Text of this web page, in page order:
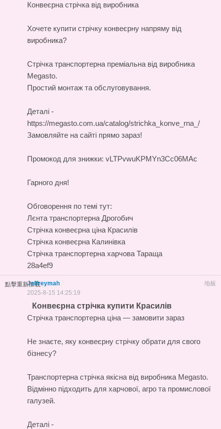
Конвеєрна стрічка від виробника
Хочете купити стрічку конвеєрну напряму від
виробника?
Стрічка транспортерна преміальна від виробника
Megasto.
Простий монтаж та обслуговування.
Деталі -
https://megasto.com.ua/catalog/strichka_konve_rna_/
Замовляйте на сайті прямо зараз!
Промокод для знижки: vLTPvwuKPMYn3Cc06MAc
Гарного дня!
Обговорення по темі тут:
Лєнта транспортерна Дрогобич
Стрічка конвеєрна ціна Красилів
Стрічка конвеєрна Калинівка
Стрічка транспортерна харчова Тараща
28a4ef9
點擊重新加載 地板
Jeffreymah
2025-8-15 14:25:19
Конвеєрна стрічка купити Красилів
Стрічка транспортерна ціна — замовити зараз
Не знаєте, яку конвеєрну стрічку обрати для свого
бізнесу?
Транспортерна стрічка якісна від виробника Megasto.
Відмінно підходить для харчової, агро та промислової
галузей.
Деталі -